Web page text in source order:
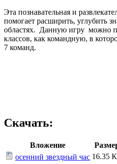
Эта познавательная и
помогает расширить, углубить
областях. Данную игру можно
классов, как командную, в
7 команд.
Скачать:
Вложение
осенний звездный час 16.35